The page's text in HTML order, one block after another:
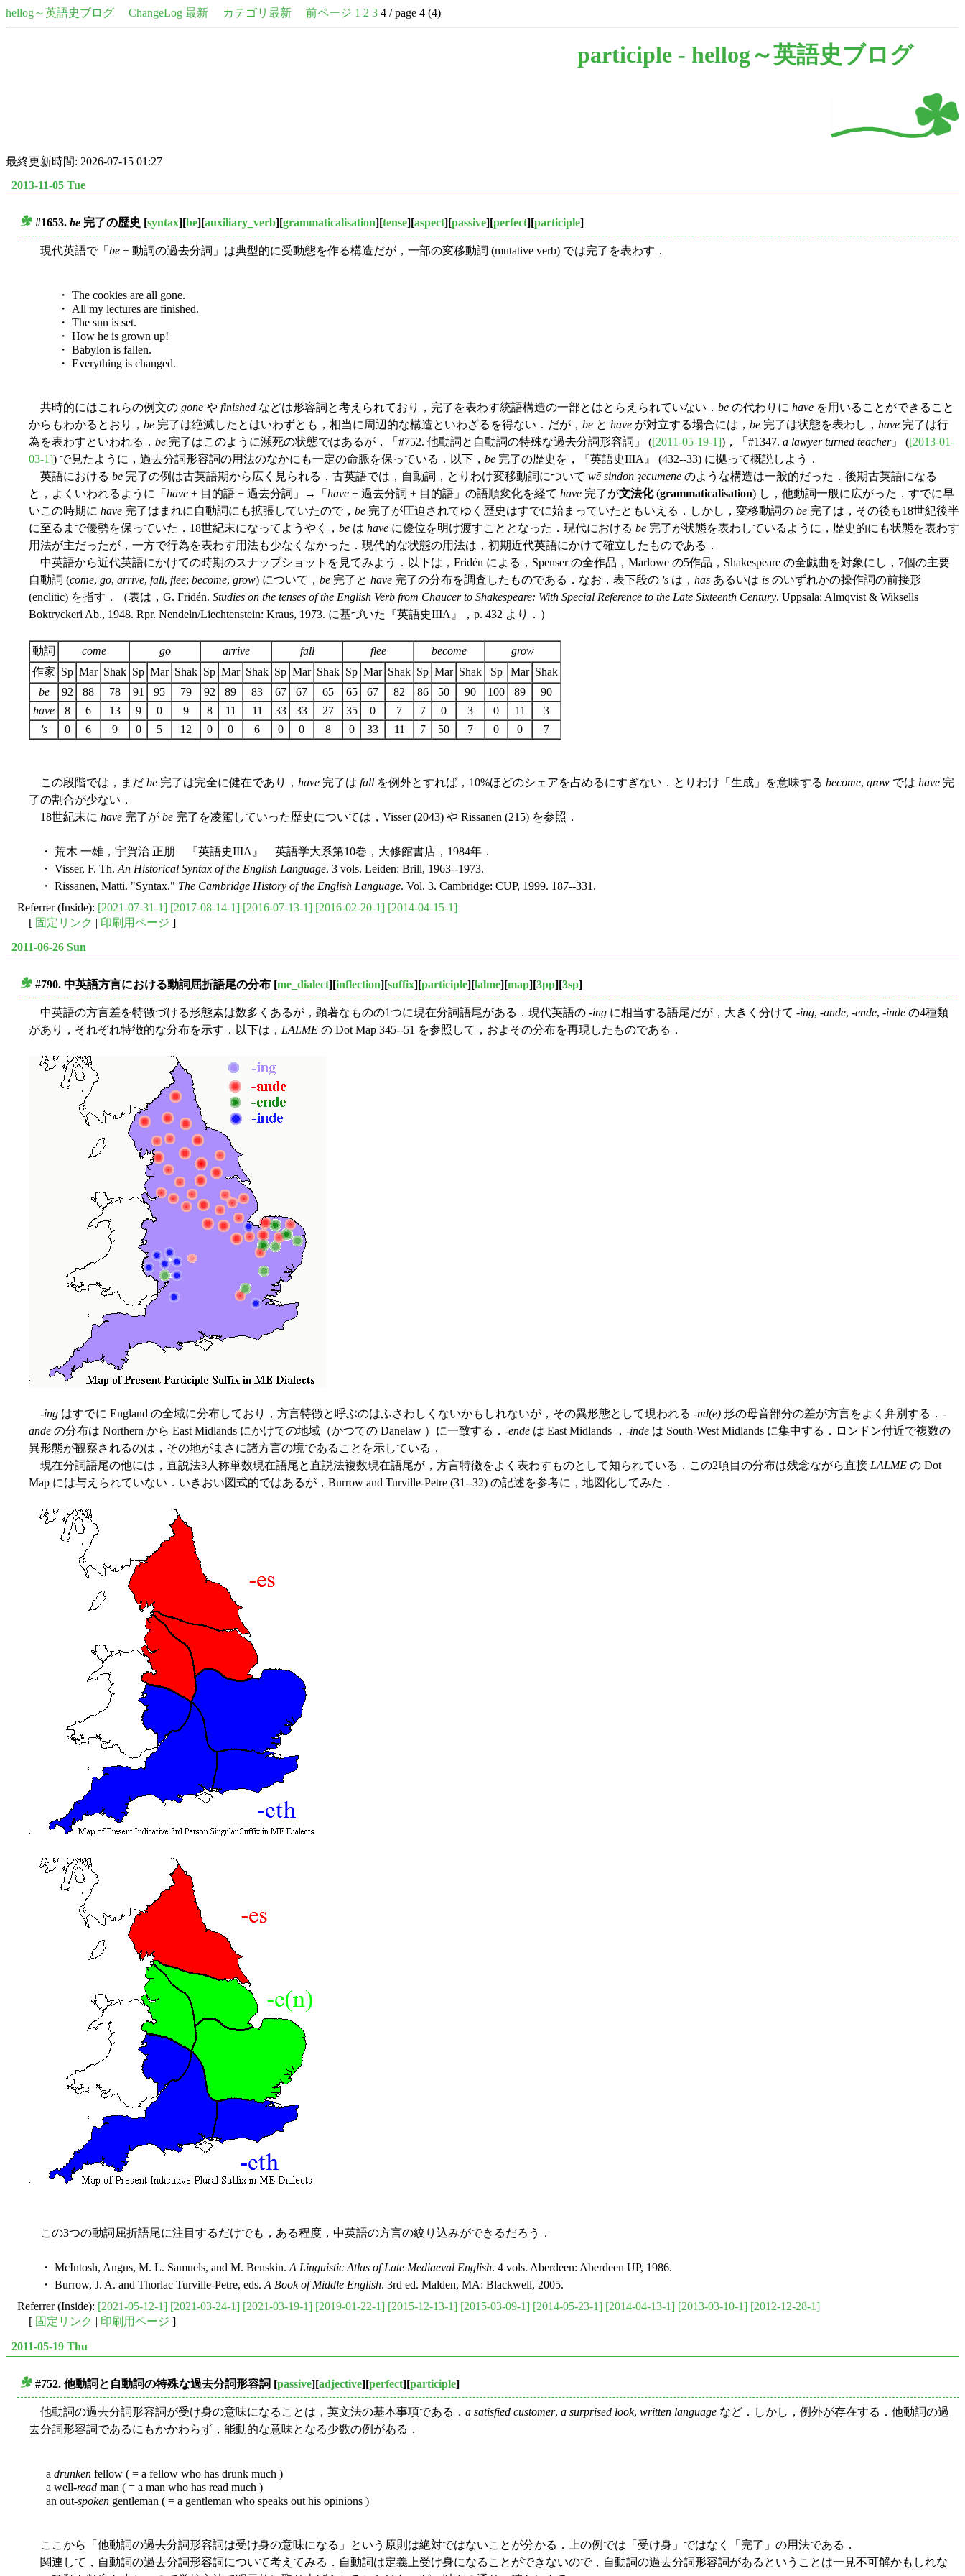
hellog～英語史ブログ ChangeLog 最新 カテゴリ最新 前ページ 1 2 3 4 / page 4 (4)
participle - hellog～英語史ブログ
最終更新時間: 2026-07-15 01:27
2013-11-05 Tue
#1653. be 完了の歴史 [syntax][be][auxiliary_verb][grammaticalisation][tense][aspect][passive][perfect][participle]
現代英語で「 be + 動詞の過去分詞」は典型的に受動態を作る構造だが，一部の変移動詞 (mutative verb) では完了を表わす．
・ The cookies are all gone.
・ All my lectures are finished.
・ The sun is set.
・ How he is grown up!
・ Babylon is fallen.
・ Everything is changed.
共時的にはこれらの例文の gone や finished などは形容詞と考えられており，完了を表わす統語構造の一部とはとらえられていない． be の代わりに have を用いることができること
からもわかるとおり， be 完了は絶滅したとはいわずとも，相当に周辺的な構造といわざるを得ない．だが， be と have が対立する場合には， be 完了は状態を表わし， have 完了は行
為を表わすといわれる． be 完了はこのように瀕死の状態ではあるが，「#752. 他動詞と自動詞の特殊な過去分詞形容詞」 ([2011-05-19-1])，「#1347. a lawyer turned teacher」 ([2013-01-
03-1]) で見たように，過去分詞形容詞の用法のなかにも一定の命脈を保っている．以下， be 完了の歴史を，『英語史IIIA』 (432--33) に拠って概説しよう．
英語における be 完了の例は古英語期から広く見られる．古英語では，自動詞，とりわけ変移動詞について wē sindon ȝecumene のような構造は一般的だった．後期古英語になる
と，よくいわれるように「 have + 目的語 + 過去分詞」→「 have + 過去分詞 + 目的語」の語順変化を経て have 完了が文法化(grammaticalisation) し，他動詞一般に広がった．すでに早
いこの時期に have 完了はまれに自動詞にも拡張していたので， be 完了が圧迫されてゆく歴史はすでに始まっていたともいえる．しかし，変移動詞の be 完了は，その後も18世紀後半
に至るまで優勢を保っていた．18世紀末になってようやく， be は have に優位を明け渡すこととなった．現代における be 完了が状態を表わしているように，歴史的にも状態を表わす
用法が主だったが，一方で行為を表わす用法も少なくなかった．現代的な状態の用法は，初期近代英語にかけて確立したものである．
中英語から近代英語にかけての時期のスナップショットを見てみよう．以下は，Fridén による，Spenser の全作品，Marlowe の5作品，Shakespeare の全戯曲を対象にし，7個の主要
自動詞 (come, go, arrive, fall, flee; become, grow) について， be 完了と have 完了の分布を調査したものである．なお，表下段の 's は， has あるいは is のいずれかの操作詞の前接形
(enclitic) を指す．（表は，G. Fridén. Studies on the tenses of the English Verb from Chaucer to Shakespeare: With Special Reference to the Late Sixteenth Century. Uppsala: Almqvist & Wiksells
Boktryckeri Ab., 1948. Rpr. Nendeln/Liechtenstein: Kraus, 1973. に基づいた『英語史IIIA』，p. 432 より．）
動詞 come go arrive fall flee become
grow
作家 Sp Mar Shak Sp Mar Shak Sp Mar Shak Sp Mar Shak Sp Mar Shak Sp Mar Shak Sp Mar Shak
be
92 88 78 91 95 79 92 89 83 67 67 65 65 67 82 86 50 90 100 89
90
have
8 6 13 9 0 9 8 11 11 33 33 27 35 0 7 7 0 3 0 11
3
's
0 6 9 0 5 12 0 0 6 0 0 8 0 33 11 7 50 7 0 0 7
この段階では，まだ be 完了は完全に健在であり， have 完了は fall を例外とすれば，10%ほどのシェアを占めるにすぎない．とりわけ「生成」を意味する become, grow では have 完
了の割合が少ない．
18世紀末に have 完了が be 完了を凌駕していった歴史については，Visser (2043) や Rissanen (215) を参照．
・ 荒木 一雄，宇賀治 正朋 『英語史IIIA』 英語学大系第10巻，大修館書店，1984年．
・ Visser, F. Th. An Historical Syntax of the English Language. 3 vols. Leiden: Brill, 1963--1973.
・ Rissanen, Matti. "Syntax." The Cambridge History of the English Language. Vol. 3. Cambridge: CUP, 1999. 187--331.
Referrer (Inside): [2021-07-31-1] [2017-08-14-1] [2016-07-13-1] [2016-02-20-1] [2014-04-15-1]
[ 固定リンク | 印刷用ページ ]
2011-06-26 Sun
#790. 中英語方言における動詞屈折語尾の分布 [me_dialect][inflection][suffix][participle][lalme][map][3pp][3sp]
中英語の方言差を特徴づける形態素は数多くあるが，顕著なものの1つに現在分詞語尾がある．現代英語の -ing に相当する語尾だが，大きく分けて -ing, -ande, -ende, -inde の4種類
があり，それぞれ特徴的な分布を示す．以下は， LALME の Dot Map 345--51 を参照して，およその分布を再現したものである．
-ing はすでに England の全域に分布しており，方言特徴と呼ぶのはふさわしくないかもしれないが，その異形態として現われる -nd(e) 形の母音部分の差が方言をよく弁別する．-
ande の分布は Northern から East Midlands にかけての地域（かつての Danelaw ）に一致する．-ende は East Midlands ，-inde は South-West Midlands に集中する．ロンドン付近で複数の
異形態が観察されるのは，その地がまさに諸方言の境であることを示している．
現在分詞語尾の他には，直説法3人称単数現在語尾と直説法複数現在語尾が，方言特徴をよく表わすものとして知られている．この2項目の分布は残念ながら直接 LALME の Dot
Map には与えられていない．いきおい図式的ではあるが，Burrow and Turville-Petre (31--32) の記述を参考に，地図化してみた．
この3つの動詞屈折語尾に注目するだけでも，ある程度，中英語の方言の絞り込みができるだろう．
・ McIntosh, Angus, M. L. Samuels, and M. Benskin.A Linguistic Atlas of Late Mediaeval English. 4 vols. Aberdeen: Aberdeen UP, 1986.
・ Burrow, J. A. and Thorlac Turville-Petre, eds.A Book of Middle English. 3rd ed. Malden, MA: Blackwell, 2005.
Referrer (Inside): [2021-05-12-1] [2021-03-24-1] [2021-03-19-1] [2019-01-22-1] [2015-12-13-1] [2015-03-09-1] [2014-05-23-1] [2014-04-13-1] [2013-03-10-1] [2012-12-28-1]
[ 固定リンク | 印刷用ページ ]
2011-05-19 Thu
#752. 他動詞と自動詞の特殊な過去分詞形容詞 [passive][adjective][perfect][participle]
他動詞の過去分詞形容詞が受け身の意味になることは，英文法の基本事項である． a satisfied customer, a surprised look, written language など．しかし，例外が存在する．他動詞の過
去分詞形容詞であるにもかかわらず，能動的な意味となる少数の例がある．
a drunken fellow ( = a fellow who has drunk much )
a well-read man ( = a man who has read much )
an out-spoken gentleman ( = a gentleman who speaks out his opinions )
ここから「他動詞の過去分詞形容詞は受け身の意味になる」という原則は絶対ではないことが分かる．上の例では「受け身」ではなく「完了」の用法である．
関連して，自動詞の過去分詞形容詞について考えてみる．自動詞は定義上受け身になることができないので，自動詞の過去分詞形容詞があるということは一見不可解かもしれな